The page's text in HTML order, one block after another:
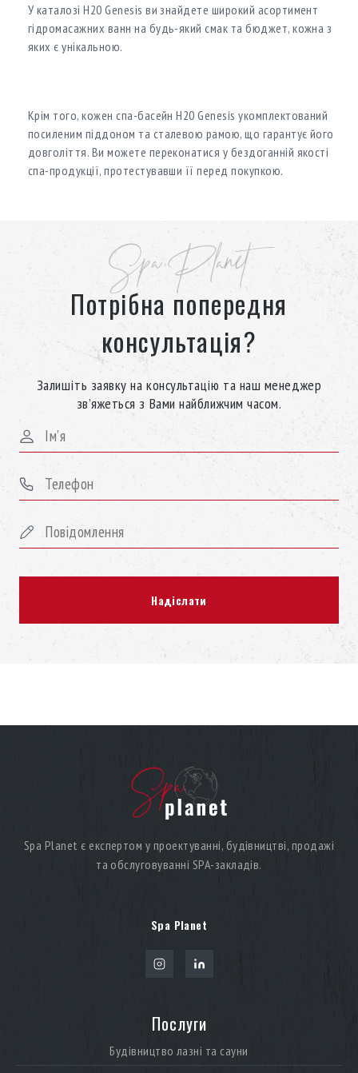
У каталозі H20 Genesis ви знайдете широкий асортимент
гідромасажних ванн на будь-який смак та бюджет, кожна з
яких є унікальною.
Крім того, кожен спа-басейн H20 Genesis укомплектований
посиленим піддоном та сталевою рамою, що гарантує його
довголіття. Ви можете переконатися у бездоганній якості
спа-продукції, протестувавши її перед покупкою.
гідромасажних басейнів H20 Genesis, а наші консультанти
допоможуть обрати ідеальний для вас варіант.
Spa Planet
Потрібна попередня
консультація?
Залишіть заявку на консультацію та наш менеджер
зв’яжеться з Вами найближчим часом.
Spa Planet є експертом у проектуванні, будівництві, продажі
та обслуговуванні SPA-закладів.
Spa Planet
Послуги
Будівництво лазні та сауни